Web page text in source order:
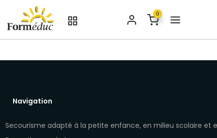
0
Navigation
Secourisme adapté à la petite enfance, en milieu scolaire et